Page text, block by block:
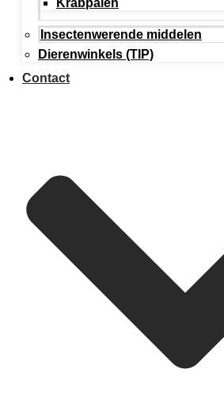
Krabpalen
Insectenwerende middelen
Dierenwinkels (TIP)
Contact